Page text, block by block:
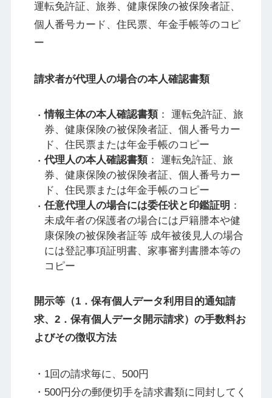
運転免許証、旅券、健康保険の被保険者証、
個人番号カード、住民票、年金手帳等のコピ
ー
請求者が代理人の場合の本人確認書類
情報主体の本人確認書類： 運転免許証、旅
券、健康保険の被保険者証、個人番号カー
ド、住民票または年金手帳のコピー
代理人の本人確認書類： 運転免許証、旅
券、健康保険の被保険者証、個人番号カー
ド、住民票または年金手帳のコピー
任意代理人の場合には委任状と印鑑証明 ：
未成年者の保護者の場合には戸籍謄本や健
康保険の被保険者証等 成年被後見人の場合
には登記事項証明書、家事審判書謄本等の
コピー
開示等（1．保有個人データ利用目的通知請
求、2．保有個人データ開示請求）の手数料お
よびその徴収方法
1回の請求毎に、500円
500円分の郵便切手を請求書類に同封してく